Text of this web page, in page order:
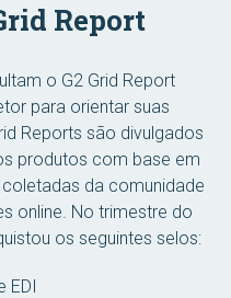
Report
o G2 Grid Report
para orientar suas
Reports são divulgados
produtos com base em
da comunidade
online. No trimestre do
os seguintes selos:
EDI